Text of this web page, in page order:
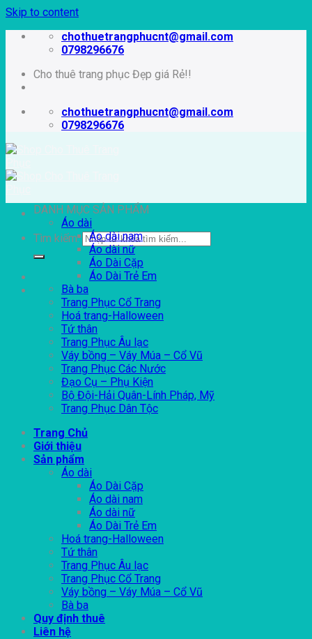
Skip to content
chothuetrangphucnt@gmail.com
0798296676
Cho thuê trang phục Đẹp giá Rẻ!!
chothuetrangphucnt@gmail.com
0798296676
Tìm kiếm:
DANH MỤC SẢN PHẨM
Áo dài
Áo dài nam
Áo dài nữ
Áo Dài Cặp
Áo Dài Trẻ Em
Bà ba
Trang Phục Cổ Trang
Hoá trang-Halloween
Tứ thân
Trang Phục Âu lạc
Váy bồng – Váy Múa – Cổ Vũ
Trang Phục Các Nước
Đạo Cụ – Phụ Kiện
Bộ Đội-Hải Quân-Lính Pháp, Mỹ
Trang Phục Dân Tộc
Trang Chủ
Giới thiệu
Sản phẩm
Áo dài
Áo Dài Cặp
Áo dài nam
Áo dài nữ
Áo Dài Trẻ Em
Hoá trang-Halloween
Tứ thân
Trang Phục Âu lạc
Trang Phục Cổ Trang
Váy bồng – Váy Múa – Cổ Vũ
Bà ba
Quy định thuê
Liên hệ